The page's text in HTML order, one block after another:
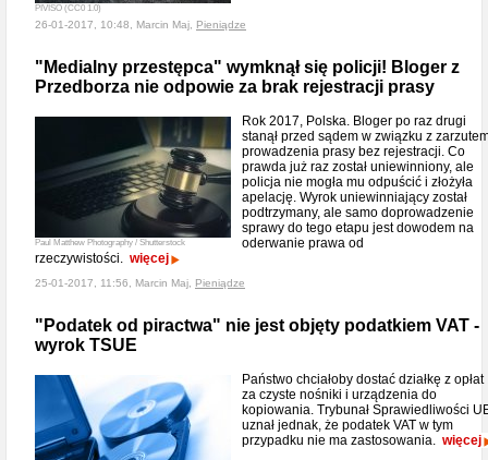
PIVISO (CC0 1.0)
26-01-2017, 10:48, Marcin Maj, Pieniądze
"Medialny przestępca" wymknął się policji! Bloger z
Przedborza nie odpowie za brak rejestracji prasy
Paul Matthew Photography / Shutterstock
Rok 2017, Polska. Bloger po raz drugi
stanął przed sądem w związku z
prowadzenia prasy bez rejestracji. Co
prawda już raz został uniewinniony, ale
policja nie mogła mu odpuścić i złożyła
apelację. Wyrok uniewinniający został
podtrzymany, ale samo doprowadzenie
sprawy do tego etapu jest dowodem na
oderwanie prawa od
rzeczywistości. więcej
25-01-2017, 11:56, Marcin Maj, Pieniądze
"Podatek od piractwa" nie jest objęty podatkiem VAT -
wyrok TSUE
Państwo chciałoby dostać działkę z opłat
za czyste nośniki i urządzenia do
kopiowania. Trybunał Sprawiedliwości
uznał jednak, że podatek VAT w tym
przypadku nie ma zastosowania. więcej